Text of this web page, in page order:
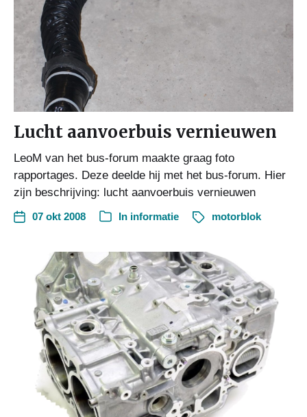
Lucht aanvoerbuis vernieuwen
LeoM van het bus-forum maakte graag foto
rapportages. Deze deelde hij met het bus-forum. Hier
zijn beschrijving: lucht aanvoerbuis vernieuwen
07 okt 2008 In informatie motorblok